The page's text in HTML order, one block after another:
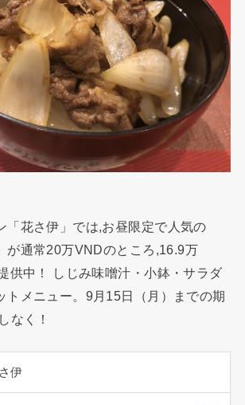
「花さ伊」では,お昼限定で人気の
が通常20万VNDのところ,16.9万
供中！ しじみ味噌汁・小鉢・サラダ
トメニュー。9月15日（月）までの期
なく！
伊